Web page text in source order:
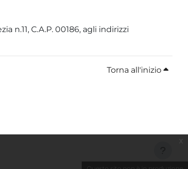
n.11, C.A.P. 00186, agli indirizzi
Torna all'inizio